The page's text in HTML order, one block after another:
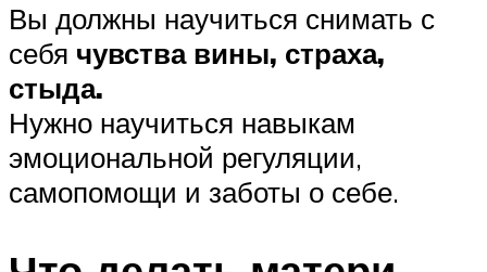
Вы должны научиться снимать с
себя чувства вины, страха,
стыда.
Нужно научиться навыкам
эмоциональной регуляции,
самопомощи и заботы о себе.